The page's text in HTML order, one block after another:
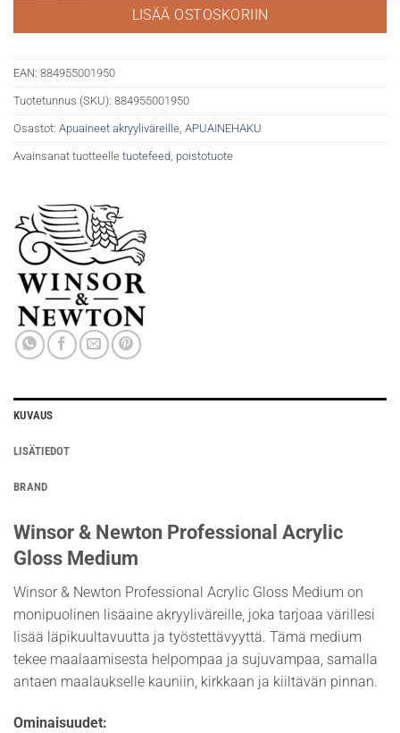
LISÄÄ OSTOSKORIIN
EAN: 884955001950
Tuotetunnus (SKU): 884955001950
Osastot: Apuaineet akryyliväreille, APUAINEHAKU
Avainsanat tuotteelle tuotefeed, poistotuote
KUVAUS
LISÄTIEDOT
BRAND
Winsor & Newton Professional Acrylic
Gloss Medium
Winsor & Newton Professional Acrylic Gloss Medium on
monipuolinen lisäaine akryyliväreille, joka tarjoaa värillesi
lisää läpikuultavuutta ja työstettävyyttä. Tämä medium
tekee maalaamisesta helpompaa ja sujuvampaa, samalla
antaen maalaukselle kauniin, kirkkaan ja kiiltävän pinnan.
Ominaisuudet: